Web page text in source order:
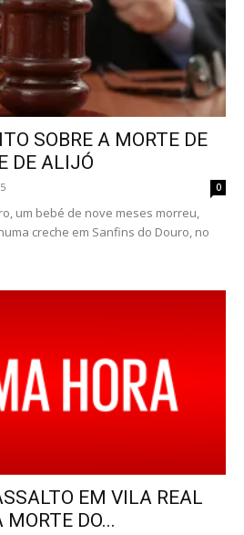
SOBRE A MORTE DE
DE ALIJÓ
0
um bebé de nove meses morreu,
creche em Sanfins do Douro, no
EM VILA REAL
DO...